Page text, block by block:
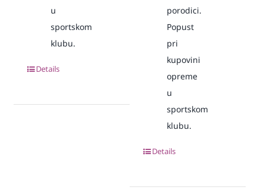
u
sportskom
klubu.
Details
porodici.
Popust
pri
kupovini
opreme
u
sportskom
klubu.
Details